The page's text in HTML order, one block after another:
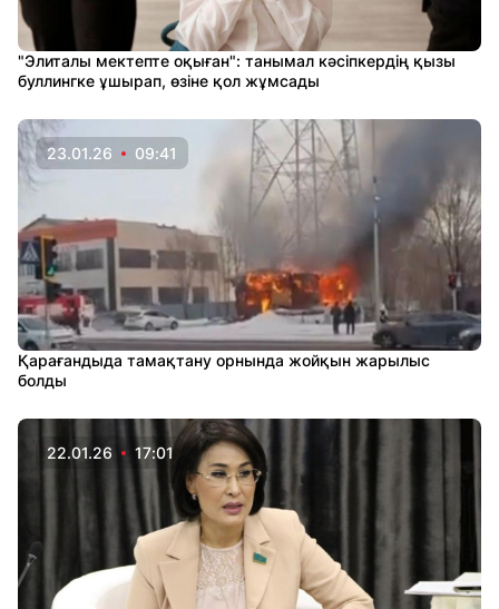
"Элиталы мектепте оқыған": танымал кәсіпкердің қызы
буллингке ұшырап, өзіне қол жұмсады
23.01.26 09:41
Қарағандыда тамақтану орнында жойқын жарылыс
болды
22.01.26 17:01